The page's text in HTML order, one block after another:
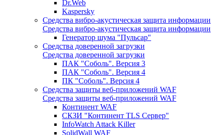
Dr.Web
Kaspersky
Средства вибро-акустическая защита информации
Средства вибро-акустическая защита информации
Генератор шума "Пульсар"
Средства доверенной загрузки
Средства доверенной загрузки
ПАК "Соболь". Версия 3
ПАК "Соболь". Версия 4
ПК "Соболь". Версия 4
Средства защиты веб-приложений WAF
Средства защиты веб-приложений WAF
Континент WAF
СКЗИ "Континент TLS Сервер"
InfoWatch Attack Killer
SolidWall WAF